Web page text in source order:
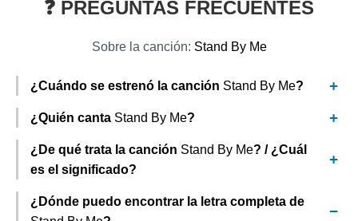
❓ PREGUNTAS FRECUENTES
Sobre la canción: Stand By Me
¿Cuándo se estrenó la canción Stand By Me?
¿Quién canta Stand By Me?
¿De qué trata la canción Stand By Me? / ¿Cuál
es el significado?
¿Dónde puedo encontrar la letra completa de